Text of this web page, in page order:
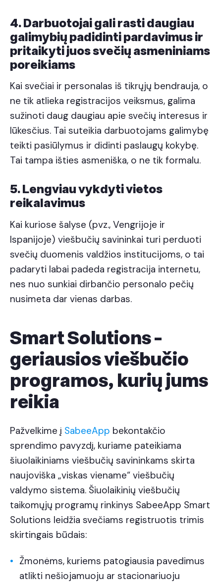
4. Darbuotojai gali rasti daugiau
galimybių padidinti pardavimus ir
pritaikyti juos svečių asmeniniams
poreikiams
Kai svečiai ir personalas iš tikrųjų bendrauja, o
ne tik atlieka registracijos veiksmus, galima
sužinoti daug daugiau apie svečių interesus ir
lūkesčius. Tai suteikia darbuotojams galimybę
teikti pasiūlymus ir didinti paslaugų kokybę.
Tai tampa išties asmeniška, o ne tik formalu.
5. Lengviau vykdyti vietos
reikalavimus
Kai kuriose šalyse (pvz., Vengrijoje ir
Ispanijoje) viešbučių savininkai turi perduoti
svečių duomenis valdžios institucijoms, o tai
padaryti labai padeda registracija internetu,
nes nuo sunkiai dirbančio personalo pečių
nusimeta dar vienas darbas.
Smart Solutions -
geriausios viešbučio
programos, kurių jums
reikia
Pažvelkime į SabeeApp bekontakčio
sprendimo pavyzdį, kuriame pateikiama
šiuolaikiniams viešbučių savininkams skirta
naujoviška „viskas viename“ viešbučių
valdymo sistema. Šiuolaikinių viešbučių
taikomųjų programų rinkinys SabeeApp Smart
Solutions leidžia svečiams registruotis trimis
skirtingais būdais:
Žmonėms, kuriems patogiausia pavedimus
atlikti nešiojamuoju ar stacionariuoju